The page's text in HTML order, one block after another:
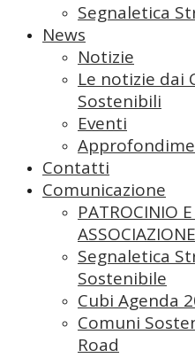
Segnaletica
News
Notizie
Le notizie dai
Sostenibili
Eventi
Contatti
Comunicazione
PATROCINIO
ASSOCIAZIONE
Segnaletica
Sostenibile
Cubi Agenda
Comuni
Road